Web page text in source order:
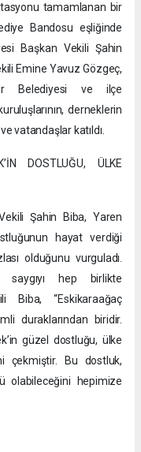
tamamlanan bir
Bandosu eşliğinde
Başkan Vekili Şahin
Emine Yavuz Gözgeç,
Belediyesi ve ilçe
derneklerin
vatandaşlar katıldı.
DOSTLUĞU, ÜLKE
Şahin Biba, Yaren
hayat verdiği
olduğunu vurguladı.
saygıyı hep birlikte
Biba, “Eskikaraağaç
duraklarından biridir.
güzel dostluğu, ülke
çekmiştir. Bu dostluk,
olabileceğini hepimize